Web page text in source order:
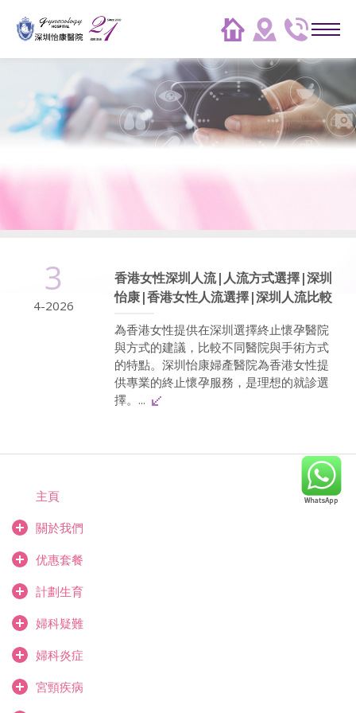
3
4-2026
香港女性深圳人流|人流方式選擇|深圳
怡康|香港女性人流選擇|深圳人流比較
為香港女性提供在深圳選擇終止懷孕醫院
與方式的建議，比較不同醫院與手術方式
的特點。深圳怡康婦產醫院為香港女性提
供專業的終止懷孕服務，是理想的就診選
擇。...
主頁
關於我們
优惠套餐
計劃生育
婦科疑難
婦科炎症
宮頸疾病